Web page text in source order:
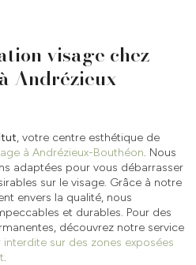
visage chez
Andrézieux-
, votre centre esthétique de
à Andrézieux-Bouthéon. Nous
adaptées pour vous débarrasser
sur le visage. Grâce à notre
envers la qualité, nous
et durables. Pour des
découvrez notre service
sur des zones exposées
.